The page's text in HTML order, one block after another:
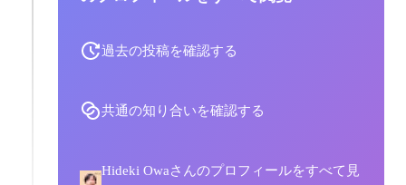
過去の投稿を確認する
共通の知り合いを確認する
Hideki Owaさんのプロフィールをすべて見